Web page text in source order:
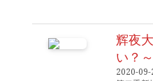
辉夜
い？
2020-09-